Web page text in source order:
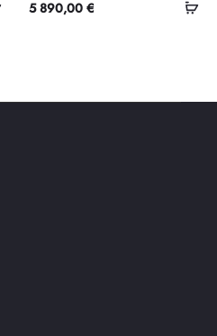
Ajouter5 890,00 €